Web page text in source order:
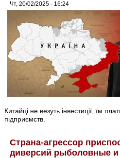
Чт, 20/02/2025 - 16:24
Китайці не везуть інвестиції, їм
підприємств.
Страна-агрессор
диверсий рыболовные и